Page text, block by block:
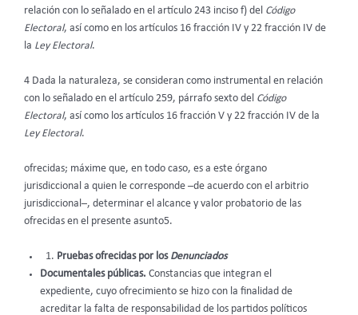
relación con lo señalado en el artículo 243 inciso f) del Código
Electoral, así como en los artículos 16 fracción IV y 22 fracción IV de
la Ley Electoral.
4 Dada la naturaleza, se consideran como instrumental en relación
con lo señalado en el artículo 259, párrafo sexto del Código
Electoral, así como los artículos 16 fracción V y 22 fracción IV de la
Ley Electoral.
ofrecidas; máxime que, en todo caso, es a este órgano
jurisdiccional a quien le corresponde –de acuerdo con el arbitrio
jurisdiccional–, determinar el alcance y valor probatorio de las
ofrecidas en el presente asunto5.
Pruebas ofrecidas por los Denunciados
Documentales públicas. Constancias que integran el
expediente, cuyo ofrecimiento se hizo con la finalidad de
acreditar la falta de responsabilidad de los partidos políticos